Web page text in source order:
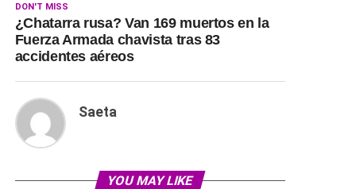
DON'T MISS
¿Chatarra rusa? Van 169 muertos en la
Fuerza Armada chavista tras 83
accidentes aéreos
Saeta
YOU MAY LIKE